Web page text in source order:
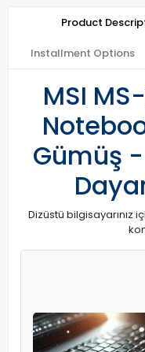
Product
Installment Options
MSI
Gümüş
Dizüstü bilgisayarınız